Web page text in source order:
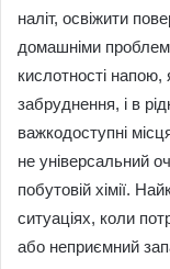
наліт, освіжити
домашніми
кислотності
забруднення, і в
важкодоступні
не універсальний
побутовій хімії.
ситуаціях, коли
або неприємний